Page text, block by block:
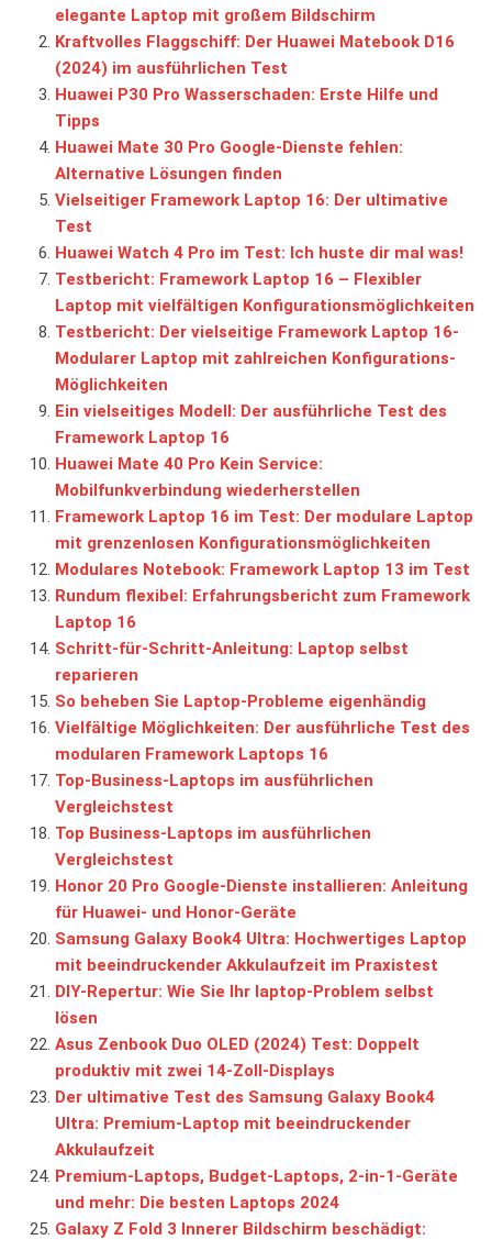
elegante Laptop mit großem Bildschirm
Kraftvolles Flaggschiff: Der Huawei Matebook D16
(2024) im ausführlichen Test
Huawei P30 Pro Wasserschaden: Erste Hilfe und
Tipps
Huawei Mate 30 Pro Google-Dienste fehlen:
Alternative Lösungen finden
Vielseitiger Framework Laptop 16: Der ultimative
Test
Huawei Watch 4 Pro im Test: Ich huste dir mal was!
Testbericht: Framework Laptop 16 – Flexibler
Laptop mit vielfältigen Konfigurationsmöglichkeiten
Testbericht: Der vielseitige Framework Laptop 16-
Modularer Laptop mit zahlreichen Konfigurations-
Möglichkeiten
Ein vielseitiges Modell: Der ausführliche Test des
Framework Laptop 16
Huawei Mate 40 Pro Kein Service:
Mobilfunkverbindung wiederherstellen
Framework Laptop 16 im Test: Der modulare Laptop
mit grenzenlosen Konfigurationsmöglichkeiten
Modulares Notebook: Framework Laptop 13 im Test
Rundum flexibel: Erfahrungsbericht zum Framework
Laptop 16
Schritt-für-Schritt-Anleitung: Laptop selbst
reparieren
So beheben Sie Laptop-Probleme eigenhändig
Vielfältige Möglichkeiten: Der ausführliche Test des
modularen Framework Laptops 16
Top-Business-Laptops im ausführlichen
Vergleichstest
Top Business-Laptops im ausführlichen
Vergleichstest
Honor 20 Pro Google-Dienste installieren: Anleitung
für Huawei- und Honor-Geräte
Samsung Galaxy Book4 Ultra: Hochwertiges Laptop
mit beeindruckender Akkulaufzeit im Praxistest
DIY-Repertur: Wie Sie Ihr laptop-Problem selbst
lösen
Asus Zenbook Duo OLED (2024) Test: Doppelt
produktiv mit zwei 14-Zoll-Displays
Der ultimative Test des Samsung Galaxy Book4
Ultra: Premium-Laptop mit beeindruckender
Akkulaufzeit
Premium-Laptops, Budget-Laptops, 2-in-1-Geräte
und mehr: Die besten Laptops 2024
Galaxy Z Fold 3 Innerer Bildschirm beschädigt: